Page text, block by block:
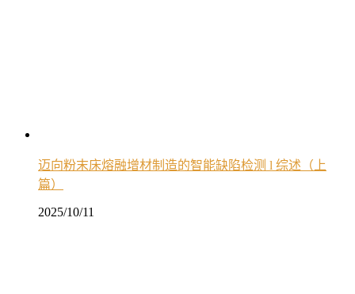
迈向粉末床熔融增材制造的智能缺陷检测 l 综述（上
篇）
2025/10/11